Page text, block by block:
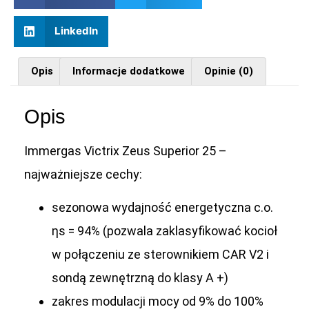
LinkedIn
Opis Informacje dodatkowe Opinie (0)
Opis
Immergas Victrix Zeus Superior 25 –
najważniejsze cechy:
sezonowa wydajność energetyczna c.o.
ηs = 94% (pozwala zaklasyfikować kocioł
w połączeniu ze sterownikiem CAR V2 i
sondą zewnętrzną do klasy A +)
zakres modulacji mocy od 9% do 100%